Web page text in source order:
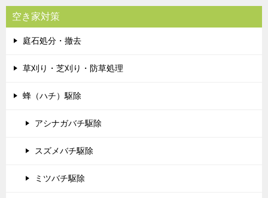
空き家対策
庭石処分・撤去
草刈り・芝刈り・防草処理
蜂（ハチ）駆除
アシナガバチ駆除
スズメバチ駆除
ミツバチ駆除